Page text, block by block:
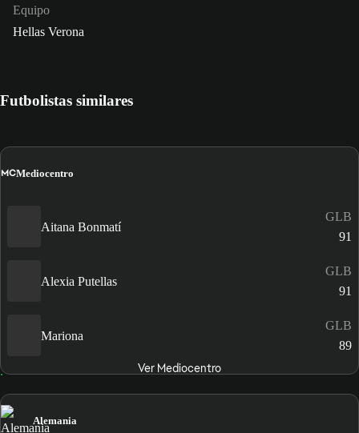
Equipo
Hellas Verona
Futbolistas similares
MCMediocentro
Aitana Bonmatí
GLB
91
Alexia Putellas
GLB
91
Mariona
GLB
89
Ver Mediocentro
Alemania